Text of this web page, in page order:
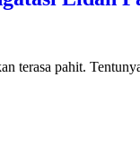
terasa pahit.